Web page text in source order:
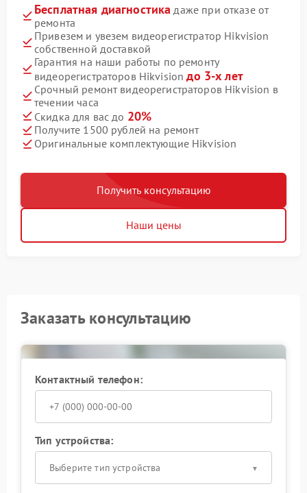
Бесплатная диагностика даже при отказе от
ремонта
Привезем и увезем видеорегистратор Hikvision
собственной доставкой
Гарантия на наши работы по ремонту
видеорегистраторов Hikvisionдо 3-х лет
Срочный ремонт видеорегистраторов Hikvision в
течении часа
Скидка для вас до 20%
Получите 1500 рублей на ремонт
Оригинальные комплектующие Hikvision
Получить консультацию
Наши цены
Заказать консультацию
Контактный телефон:
Тип устройства:
Выберите тип устройства